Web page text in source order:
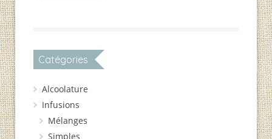
Catégories
Alcoolature
Infusions
Mélanges
Simples